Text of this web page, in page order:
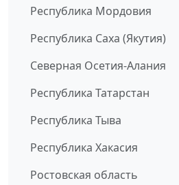
Республика Мордовия
Республика Саха (Якутия)
Северная Осетия-Алания
Республика Татарстан
Республика Тыва
Республика Хакасия
Ростовская область